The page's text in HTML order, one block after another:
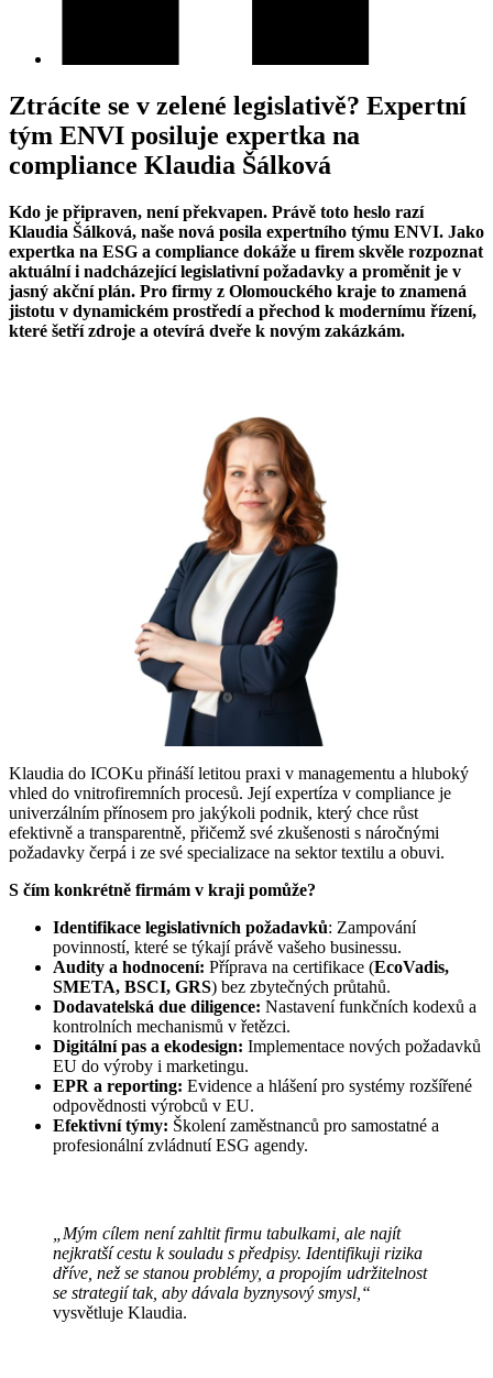
Ztrácíte se v zelené legislativě? Expertní
tým ENVI posiluje expertka na
compliance Klaudia Šálková
Kdo je připraven, není překvapen. Právě toto heslo razí
Klaudia Šálková, naše nová posila expertního týmu ENVI. Jako
expertka na ESG a compliance dokáže u firem skvěle rozpoznat
aktuální i nadcházející legislativní požadavky a proměnit je v
jasný akční plán. Pro firmy z Olomouckého kraje to znamená
jistotu v dynamickém prostředí a přechod k modernímu řízení,
které šetří zdroje a otevírá dveře k novým zakázkám.
Klaudia do ICOKu přináší letitou praxi v managementu a hluboký
vhled do vnitrofiremních procesů. Její expertíza v compliance je
univerzálním přínosem pro jakýkoli podnik, který chce růst
efektivně a transparentně, přičemž své zkušenosti s náročnými
požadavky čerpá i ze své specializace na sektor textilu a obuvi.
S čím konkrétně firmám v kraji pomůže?
Identifikace legislativních požadavků: Zampování
povinností, které se týkají právě vašeho businessu.
Audity a hodnocení: Příprava na certifikace (EcoVadis,
SMETA, BSCI, GRS) bez zbytečných průtahů.
Dodavatelská due diligence: Nastavení funkčních kodexů a
kontrolních mechanismů v řetězci.
Digitální pas a ekodesign: Implementace nových požadavků
EU do výroby i marketingu.
EPR a reporting: Evidence a hlášení pro systémy rozšířené
odpovědnosti výrobců v EU.
Efektivní týmy: Školení zaměstnanců pro samostatné a
profesionální zvládnutí ESG agendy.
„Mým cílem není zahltit firmu tabulkami, ale najít
nejkratší cestu k souladu s předpisy. Identifikuji rizika
dříve, než se stanou problémy, a propojím udržitelnost
se strategií tak, aby dávala byznysový smysl,“
vysvětluje Klaudia.